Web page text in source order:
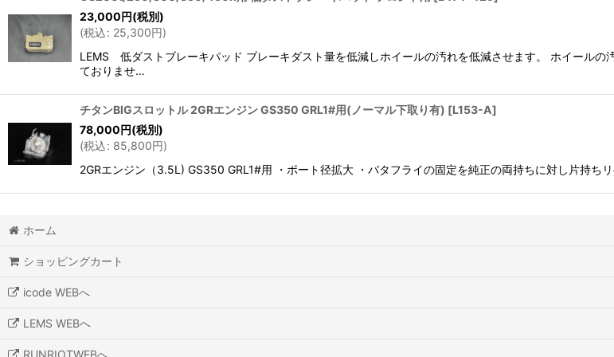
23,000円(税別)
(税込: 25,300円)
LEMS 低ダストブレーキパッド ブレーキダスト量を低減しホイールの汚れを低減させます。 ホイール
ておりませ…
チタンBIGスロットル 2GRエンジン GS350 GRL1#用(ノーマル下取り有) [L153-A]
78,000円(税別)
(税込: 85,800円)
2GRエンジン（3.5L) GS350 GRL1#用 ・ポート径拡大 ・バタフライの固定を純正の両持ちに対し片持
ホーム
ショッピングカート
icode WEBへ
LEMS WEBへ
RUNRIOTWEBへ